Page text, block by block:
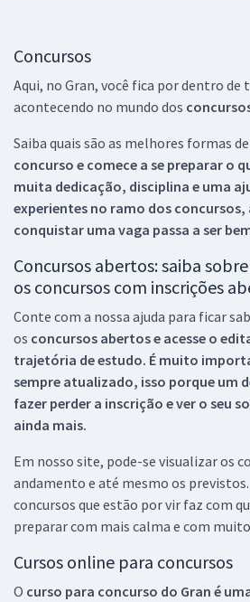
Concursos
Aqui, no Gran, você fica por dentro de
acontecendo no mundo dos
Saiba quais são as melhores formas de
concurso e comece a se preparar o
muita dedicação, disciplina e uma
experientes no ramo dos concursos,
conquistar uma vaga passa a ser
Concursos abertos: saiba
os concursos com inscrições
Conte com a nossa ajuda para ficar
os concursos abertos e acesse o
trajetória de estudo. É muito
sempre atualizado, isso porque um
fazer perder a inscrição e ver o seu
ainda mais.
Em nosso site, pode-se visualizar os
andamento e até mesmo os
concursos que estão por vir faz com
preparar com mais calma e com
Cursos online para concursos
O curso para concurso do Gran é